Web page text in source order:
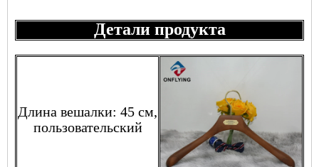
Детали продукта
Длина вешалки: 45 см,
пользовательский